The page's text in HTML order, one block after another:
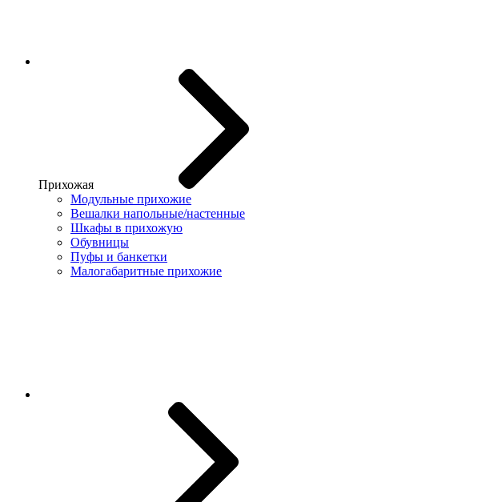
Прихожая
Модульные прихожие
Вешалки напольные/настенные
Шкафы в прихожую
Обувницы
Пуфы и банкетки
Малогабаритные прихожие